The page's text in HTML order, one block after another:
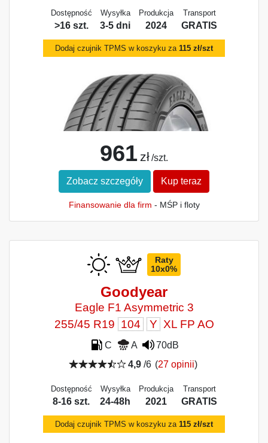
Dostępność
>16 szt.
Wysyłka
3-5 dni
Produkcja
2024
Transport
GRATIS
Dodaj czujnik TPMS w koszyku za 115 zł/szt
961 zł /szt.
Zobacz szczegóły Kup teraz
Finansowanie dla firm - MŚP i floty
Raty
10x0%
Goodyear
Eagle F1 Asymmetric 3
255/45 R19 104 Y XL FP AO
C A
70dB
4,9/6 (27 opinii)
Dostępność
8-16 szt.
Wysyłka
24-48h
Produkcja
2021
Transport
GRATIS
Dodaj czujnik TPMS w koszyku za 115 zł/szt